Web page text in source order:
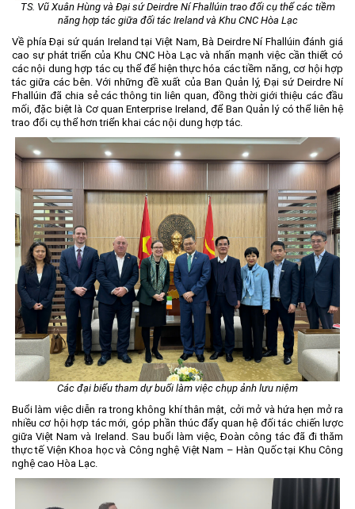
TS. Vũ Xuân Hùng và Đại sứ Deirdre Ní Fhallúin trao đổi cụ thể các tiềm
năng hợp tác giữa đối tác Ireland và Khu CNC Hòa Lạc
Về phía Đại sứ quán Ireland tại Việt Nam, Bà Deirdre Ní Fhallúin đánh giá
cao sự phát triển của Khu CNC Hòa Lạc và nhấn mạnh việc cần thiết có
các nội dung hợp tác cụ thể để hiện thực hóa các tiềm năng, cơ hội hợp
tác giữa các bên. Với những đề xuất của Ban Quản lý, Đại sứ Deirdre Ní
Fhallúin đã chia sẻ các thông tin liên quan, đồng thời giới thiệu các đầu
mối, đặc biệt là Cơ quan Enterprise Ireland, để Ban Quản lý có thể liên hệ
trao đổi cụ thể hơn triển khai các nội dung hợp tác.
Các đại biểu tham dự buổi làm việc chụp ảnh lưu niệm
Buổi làm việc diễn ra trong không khí thân mật, cởi mở và hứa hẹn mở ra
nhiều cơ hội hợp tác mới, góp phần thúc đẩy quan hệ đối tác chiến lược
giữa Việt Nam và Ireland. Sau buổi làm việc, Đoàn công tác đã đi thăm
thực tế Viện Khoa học và Công nghệ Việt Nam – Hàn Quốc tại Khu Công
nghệ cao Hòa Lạc.